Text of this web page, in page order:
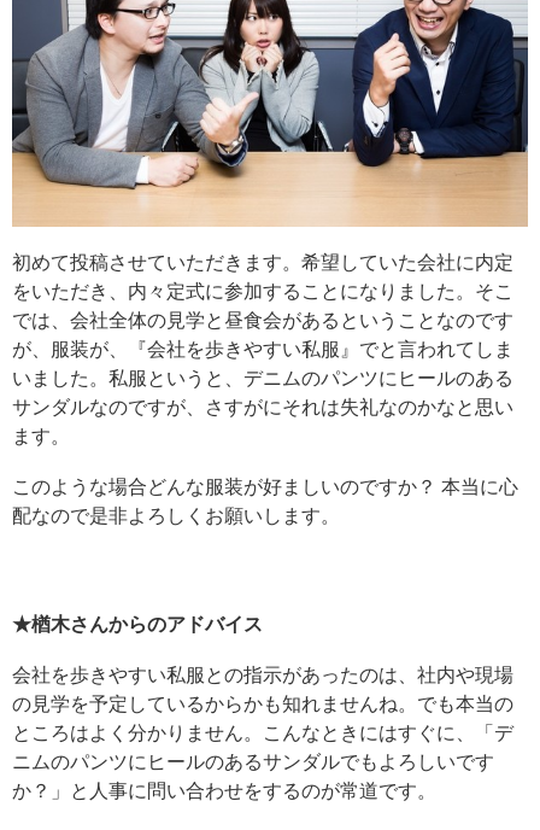
初めて投稿させていただきます。希望していた会社に内定
をいただき、内々定式に参加することになりました。そこ
では、会社全体の見学と昼食会があるということなのです
が、服装が、『会社を歩きやすい私服』でと言われてしま
いました。私服というと、デニムのパンツにヒールのある
サンダルなのですが、さすがにそれは失礼なのかなと思い
ます。
このような場合どんな服装が好ましいのですか？ 本当に心
配なので是非よろしくお願いします。
★楢木さんからのアドバイス
会社を歩きやすい私服との指示があったのは、社内や現場
の見学を予定しているからかも知れませんね。でも本当の
ところはよく分かりません。こんなときにはすぐに、「デ
ニムのパンツにヒールのあるサンダルでもよろしいです
か？」と人事に問い合わせをするのが常道です。